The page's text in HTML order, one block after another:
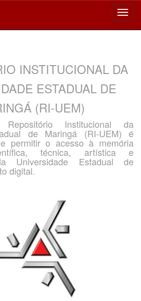
INSTITUCIONAL DA
ESTADUAL DE
(RI-UEM)
Institucional da
de Maringá (RI-UEM) é
permitir o acesso à memória
técnica, artística e
Universidade Estadual de
digital.